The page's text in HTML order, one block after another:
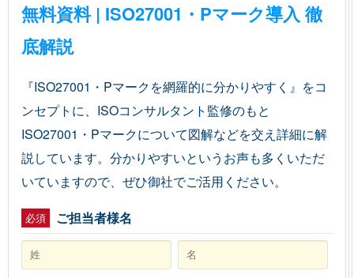
無料資料 | ISO27001・Pマーク導入 徹
底解説
『ISO27001・Pマークを網羅的に分かりやすく』をコ
ンセプトに、ISOコンサルタント監修のもと
ISO27001・Pマークについて図解などを交え詳細に解
説しています。分かりやすいというお声も多くいただ
いていますので、ぜひ御社でご活用ください。
必須 ご担当者様名